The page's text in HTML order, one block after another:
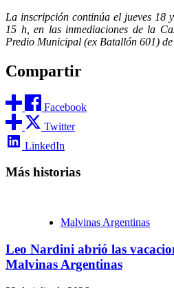
La inscripción continúa el jueves 18
15 h, en las inmediaciones de la
Predio Municipal (ex Batallón 601)
Compartir
Facebook
Twitter
LinkedIn
Más historias
Malvinas Argentinas
Leo Nardini abrió las
Malvinas Argentinas